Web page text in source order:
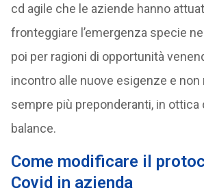
cd agile che le aziende hanno
fronteggiare l’emergenza specie
poi per ragioni di opportunità
incontro alle nuove esigenze e
sempre più preponderanti, in ottica
balance.
Come modificare il
Covid in azienda